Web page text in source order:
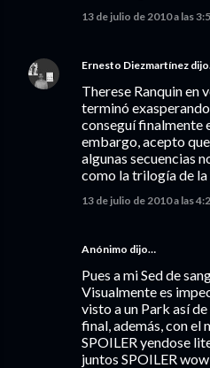
13 de julio de 2010 a las
Ernesto Diezmartínez
Therese Ranquin en
terminó
conseguí finalmente
embargo, acepto
algunas secuencias
como la trilogía de la
13 de julio de 2010 a las
Anónimo dijo…
Pues a mi Sed de
Visualmente es
visto a un Park así
final, además, con el
SPOILER yendose
juntos SPOILER